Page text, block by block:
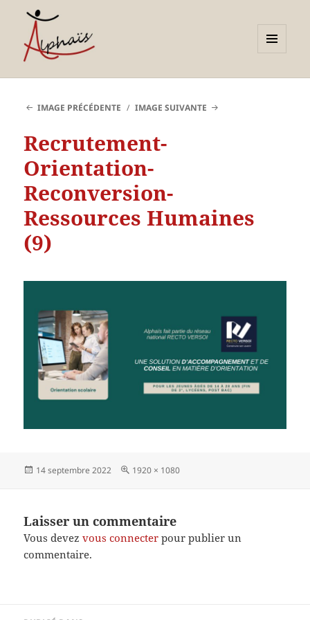
compétences et
orientations adultes et
jeunes
WIDGETS
IMAGE PRÉCÉDENTE IMAGE SUIVANTE
Recrutement-
Orientation-
Reconversion-
Ressources Humaines
(9)
Publié
14 septembre 2022
Taille
1920 × 1080
Laisser un commentaire
Vous devezvous connecter pour publier un
commentaire.